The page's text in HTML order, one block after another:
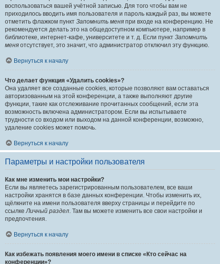
воспользоваться вашей учётной записью. Для того чтобы вам не
приходилось вводить имя пользователя и пароль каждый раз, вы можете
отметить флажком пункт Запомнить меня при входе на конференцию. Не
рекомендуется делать это на общедоступном компьютере, например в
библиотеке, интернет-кафе, университете и т. д. Если пункт Запомнить
меня отсутствует, это значит, что администратор отключил эту функцию.
Вернуться к началу
Что делает функция «Удалить cookies»?
Она удаляет все созданные cookies, которые позволяют вам оставаться
авторизованным на этой конференции, а также выполняют другие
функции, такие как отслеживание прочитанных сообщений, если эта
возможность включена администратором. Если вы испытываете
трудности со входом или выходом на данной конференции, возможно,
удаление cookies может помочь.
Вернуться к началу
Параметры и настройки пользователя
Как мне изменить мои настройки?
Если вы являетесь зарегистрированным пользователем, все ваши
настройки хранятся в базе данных конференции. Чтобы изменить их,
щёлкните на имени пользователя вверху страницы и перейдите по
ссылкеЛичный раздел. Там вы можете изменить все свои настройки и
предпочтения.
Вернуться к началу
Как избежать появления моего имени в списке «Кто сейчас на
конференции»?